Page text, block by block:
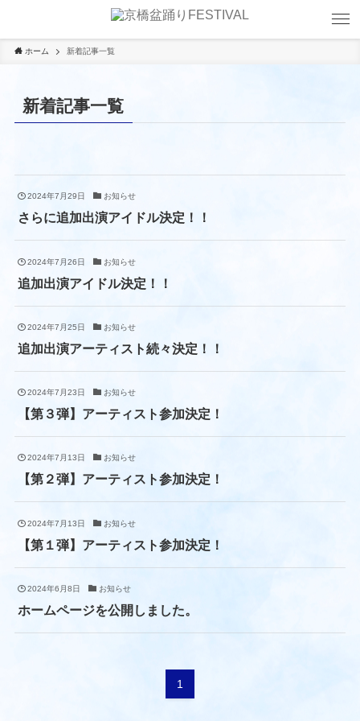
ホーム 新着記事一覧
新着記事一覧
2024年7月29日 お知らせ
さらに追加出演アイドル決定！！
2024年7月26日 お知らせ
追加出演アイドル決定！！
2024年7月25日 お知らせ
追加出演アーティスト続々決定！！
2024年7月23日 お知らせ
【第３弾】アーティスト参加決定！
2024年7月13日 お知らせ
【第２弾】アーティスト参加決定！
2024年7月13日 お知らせ
【第１弾】アーティスト参加決定！
2024年6月8日 お知らせ
ホームページを公開しました。
1